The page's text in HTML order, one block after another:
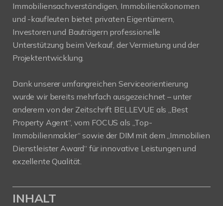
Immobiliensachverständigen, Immobilienökonomen
und -kaufleuten bietet privaten Eigentümern,
Investoren und Bauträgern professionelle
Unterstützung beim Verkauf, der Vermietung und der
Projektentwicklung.
Dank unserer umfangreichen Serviceorientierung
wurde wir bereits mehrfach ausgezeichnet – unter
anderem von der Zeitschrift BELLEVUE als „Best
Property Agent“, vom FOCUS als „Top-
Immobilienmakler“ sowie der DIM mit dem „Immobilien
Dienstleister Award“ für innovative Leistungen und
exzellente Qualität.
INHALT